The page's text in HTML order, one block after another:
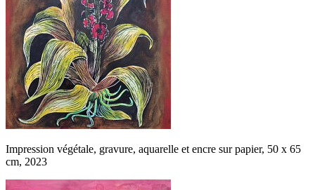
Impression végétale, gravure, aquarelle et encre sur papier, 50 x 65
cm, 2023